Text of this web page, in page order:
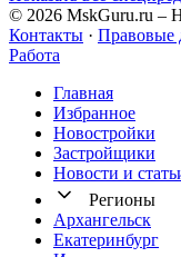
© 2026 MskGuru.ru –
Контакты · Правовые
Работа
Главная
Избранное
Новостр ойки
Застройщики
Новости и
Регионы
Архангельск
Екатеринбург